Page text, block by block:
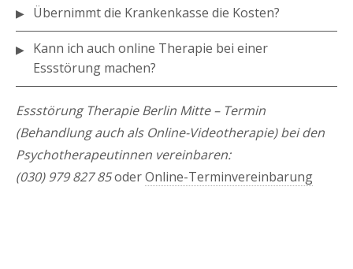
Übernimmt die Krankenkasse die Kosten?
Kann ich auch online Therapie bei einer
Essstörung machen?
Essstörung Therapie Berlin Mitte – Termin
(Behandlung auch als Online-Videotherapie) bei den
Psychotherapeutinnen vereinbaren:
(030) 979 827 85oderOnline-Terminvereinbarung